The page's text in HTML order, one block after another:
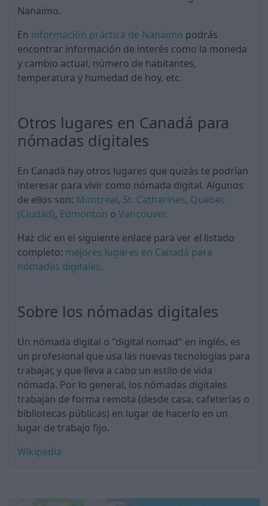
Nanaimo.
En información práctica de Nanaimo podrás
encontrar información de interés como la moneda
y cambio actual, número de habitantes,
temperatura y humedad de hoy, etc.
Otros lugares en Canadá para
nómadas digitales
En Canadá hay otros lugares que quizás te podrían
interesar para vivir como nómada digital. Algunos
de ellos son: Montreal, St. Catharines, Quebec
(Ciudad), Edmonton o Vancouver.
Haz clic en el siguiente enlace para ver el listado
completo: mejores lugares en Canadá para
nómadas digitales.
Sobre los nómadas digitales
Un nómada digital o "digital nomad" en inglés, es
un profesional que usa las nuevas tecnologías para
trabajar, y que lleva a cabo un estilo de vida
nómada. Por lo general, los nómadas digitales
trabajan de forma remota (desde casa, cafeterías o
bibliotecas públicas) en lugar de hacerlo en un
lugar de trabajo fijo.
Wikipedia